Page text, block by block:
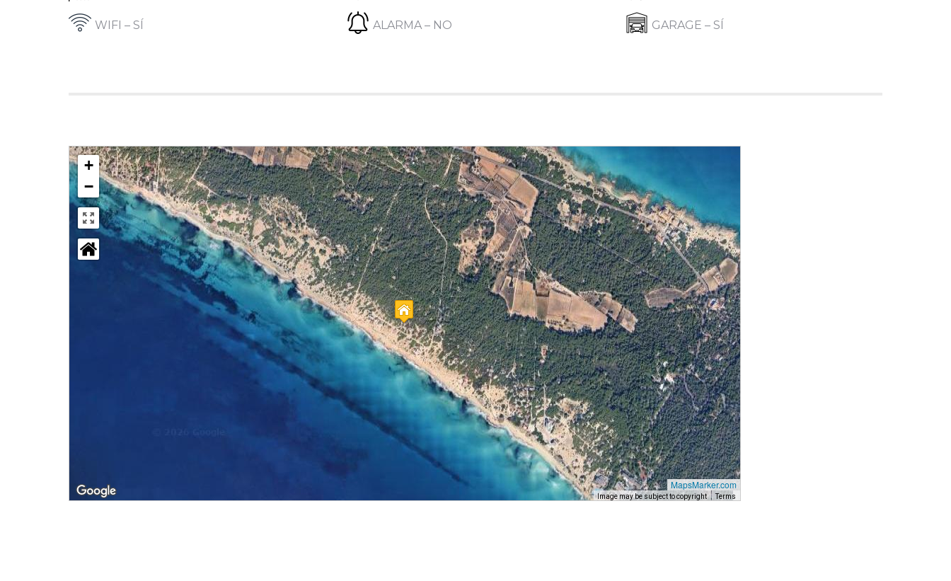
WIFI – SÍ ALARMA – NO GARAGE – SÍ
+
−
MapsMarker.com
Image may be subject to copyright Terms